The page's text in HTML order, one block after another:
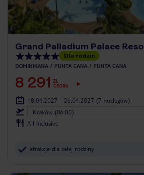
Grand Palladium Palace
Dla rodzin
DOMINIKANA PUNTA CANA PUNTA CANA
8 291
ZŁ
OSOBA
18.04.2027 - 26.04.2027 (7 noclegów)
Kraków (06:00)
All Inclusive
atrakcje dla całej rodziny